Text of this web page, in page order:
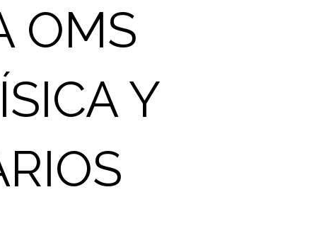
OMS
Y